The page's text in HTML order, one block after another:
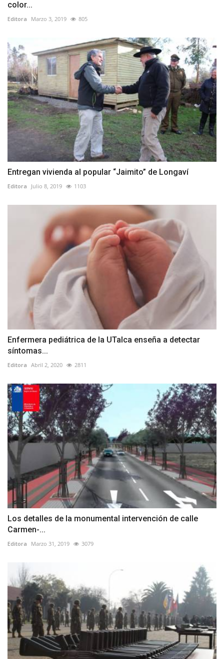
color...
Editora Marzo 3, 2019 805
Entregan vivienda al popular “Jaimito” de Longaví
Editora Julio 8, 2019 1103
Enfermera pediátrica de la UTalca enseña a detectar
síntomas...
Editora Abril 2, 2020 2811
Los detalles de la monumental intervención de calle
Carmen-...
Editora Marzo 31, 2019 3079